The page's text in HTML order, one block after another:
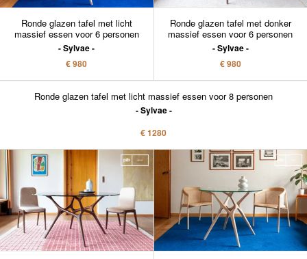
Ronde glazen tafel met licht
massief essen voor 6 personen
Sylvae
€ 980
Ronde glazen tafel met licht massief essen voor 8 personen
Sylvae
€ 1280
Ronde glazen tafel met donker
massief essen voor 6 personen
Sylvae
€ 980